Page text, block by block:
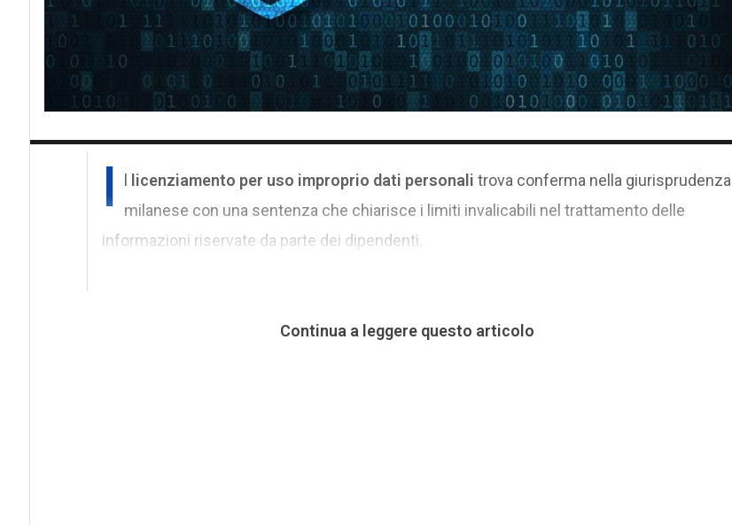
I licenziamento per uso improprio dati personali trova conferma nella giurisprudenza
milanese con una sentenza che chiarisce i limiti invalicabili nel trattamento delle
informazioni riservate da parte dei dipendenti.
Continua a leggere questo articolo